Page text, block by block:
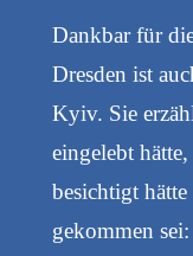
Dankbar für
Dresden ist
Kyiv. Sie
eingelebt
besichtigt
gekommen